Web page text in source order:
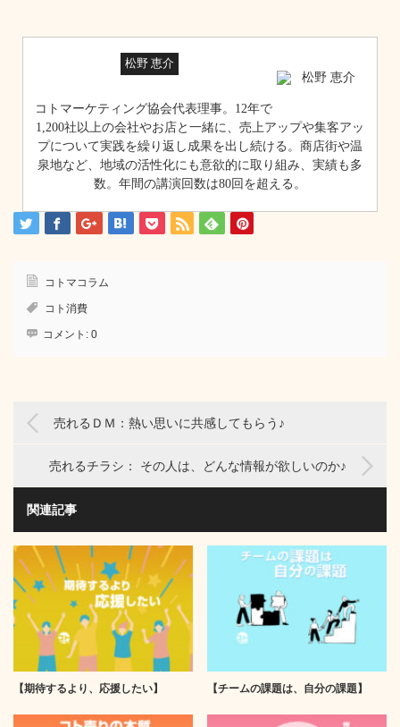
松野 恵介
コトマーケティング協会代表理事。12年で
1,200社以上の会社やお店と一緒に、売上アップや集客アッ
プについて実践を繰り返し成果を出し続ける。商店街や温
泉地など、地域の活性化にも意欲的に取り組み、実績も多
数。年間の講演回数は80回を超える。
コトマコラム
コト消費
コメント: 0
売れるＤＭ：熱い思いに共感してもらう♪
売れるチラシ： その人は、どんな情報が欲しいのか♪
関連記事
【期待するより、応援したい】 【チームの課題は、自分の課題】